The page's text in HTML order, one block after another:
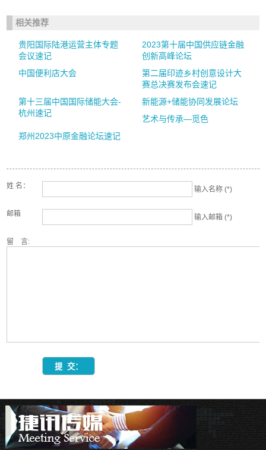
相关推荐
贵阳国际陆港运营主体专题
会议速记
2023第十届中国供应链金融
创新高峰论坛
中国便利店大会
第二届印迹乡村创意设计大
赛总决赛发布会速记
第十三届中国国际储能大会-
杭州速记
新能源+储能协同发展论坛
艺术与传承—觅色
郑州2023中原金融论坛速记
姓 名： 输入名称 (*)
邮箱 输入邮箱 (*)
留 言: